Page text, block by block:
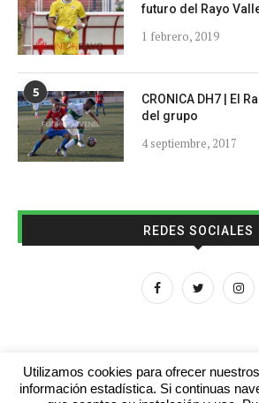
futuro del Rayo
1 febrero, 2019
5
CRONICA DH7 | El
del grupo
4 septiembre, 2017
REDES SOCIALES
Utilizamos cookies para ofrecer
información estadística. Si continuas